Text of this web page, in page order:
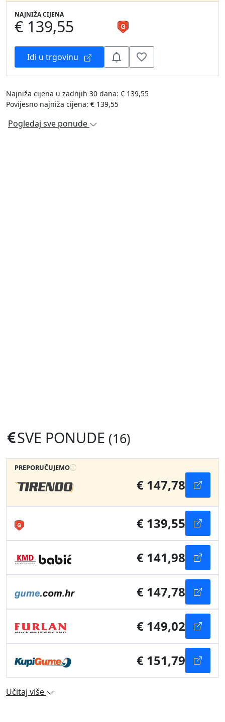
NAJNIŽA CIJENA
€ 139,55
Idi u trgovinu
Najniža cijena u zadnjih 30 dana: € 139,55
Povijesno najniža cijena: € 139,55
Pogledaj sve ponude
SVE PONUDE (16)
PREPORUČUJEMO
€ 147,78
€ 139,55
€ 141,98
€ 147,78
€ 149,02
€ 151,79
Učitaj više